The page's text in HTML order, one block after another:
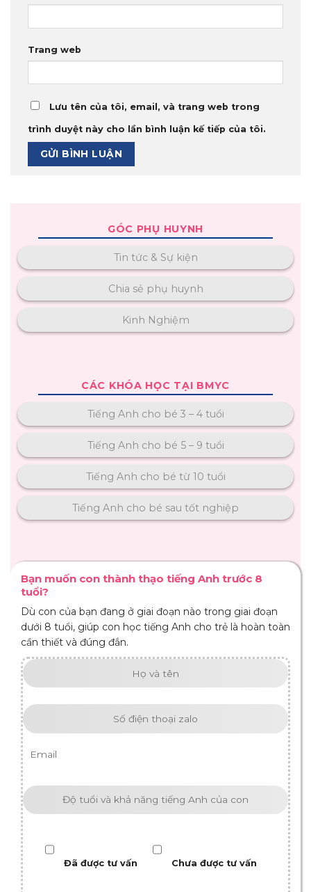
Trang web
Lưu tên của tôi, email, và trang web trong
trình duyệt này cho lần bình luận kế tiếp của tôi.
GÓC PHỤ HUYNH
Tin tức & Sự kiện
Chia sẻ phụ huynh
Kinh Nghiệm
CÁC KHÓA HỌC TẠI BMYC
Tiếng Anh cho bé 3 – 4 tuổi
Tiếng Anh cho bé 5 – 9 tuổi
Tiếng Anh cho bé từ 10 tuổi
Tiếng Anh cho bé sau tốt nghiệp
Bạn muốn con thành thạo tiếng Anh trước 8
tuổi?
Dù con của bạn đang ở giai đoạn nào trong giai đoạn
dưới 8 tuổi, giúp con học tiếng Anh cho trẻ là hoàn toàn
cần thiết và đúng đắn.
Đã được tư vấn Chưa được tư vấn